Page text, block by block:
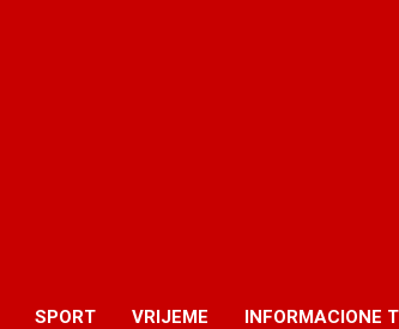
SPORT VRIJEME INFORMACIONE